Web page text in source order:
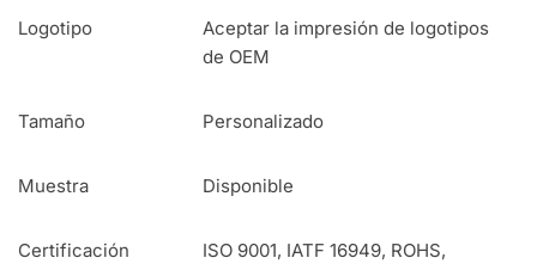
Logotipo
Aceptar la impresión de logotipos
de OEM
Tamaño Personalizado
Muestra Disponible
Certificación
ISO 9001, IATF 16949, ROHS,